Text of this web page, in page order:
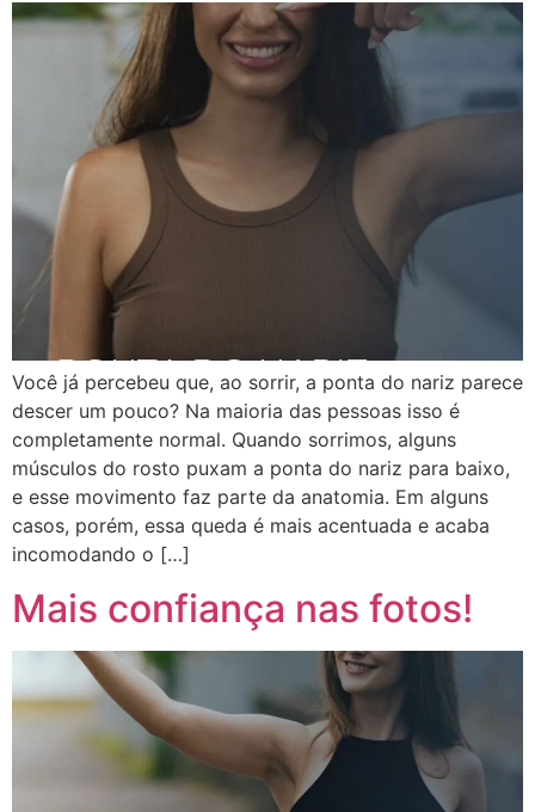
Você já percebeu que, ao sorrir, a ponta do nariz parece
descer um pouco? Na maioria das pessoas isso é
completamente normal. Quando sorrimos, alguns
músculos do rosto puxam a ponta do nariz para baixo,
e esse movimento faz parte da anatomia. Em alguns
casos, porém, essa queda é mais acentuada e acaba
incomodando o […]
Mais confiança nas fotos!